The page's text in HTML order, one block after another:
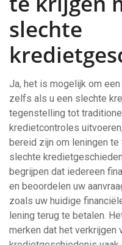
slechte
Ja, het is mogelijk om
zelfs als u een slechte
tegenstelling tot
kredietcontroles
bereid zijn om leningen
slechte
begrijpen dat iedereen
en beoordelen uw
zoals uw huidige
lening terug te betalen.
merken dat het verkrijgen